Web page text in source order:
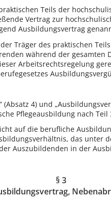
Teils der
Vertrag zur
Ausbildungsvertrag
Träger des praktischen
während der gesamten
Arbeitsrechtsregelung
4) und
Pflegeausbildung nach Teil
auf die berufliche
das unter
Auszubildenden in der
§ 3